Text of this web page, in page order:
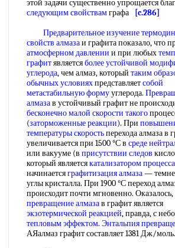
этой задачи существенно упрощается
следующим свойствамграфа
[c.286]
Предварительное изучение
свойств алмазаи графита показало, что
атмосферном давлении и при любых
графитявляетсяболее устойчивой
углерода, чем алмаз, который таким
обычных условияхпредставляетсобой
метастабильную формууглерода.
алмазав устойчивый графит не
бесконечно малой скорости такого
(заторможенные реакции). При
температуры скоростьперехода алмаза в
увеличивается при 1500 °С в среде
или вакууме (в присутствии следов
который являетсякатализатором процесса
начинаетсяграфитизация алмаза—
углы кристалла. При 1900 °С переход
происходит почти мгновенно. Оказалось,
превращение алмазав графит является
экзотермической реакцией, правда, с
тепловым эффектом. Энтальпия
АЯалмаз графит составляет 1381 Дж/моль.